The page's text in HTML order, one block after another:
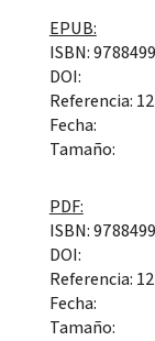
EPUB:
ISBN:
DOI:
Referencia:
Fecha:
Tamaño:
PDF:
ISBN:
DOI:
Referencia:
Fecha:
Tamaño: